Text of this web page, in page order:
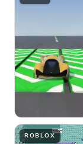
ROBLOX